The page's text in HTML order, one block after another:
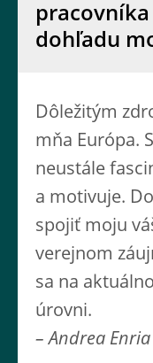
dohľadu
Dôležitým
mňa Európa.
neustále
a motivuje.
spojiť moju
verejnom
sa na
úrovni.
– Andrea Enria